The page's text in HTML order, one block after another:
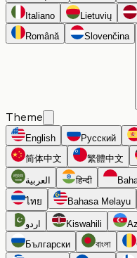
Italiano
Lietuvių
Română
Slovenčina
Theme
English Русский
简体中文
繁體中文
العربية हिन्दी
ไทย
Bahasa Melayu
اردو Kiswahili
Български
বাংলা